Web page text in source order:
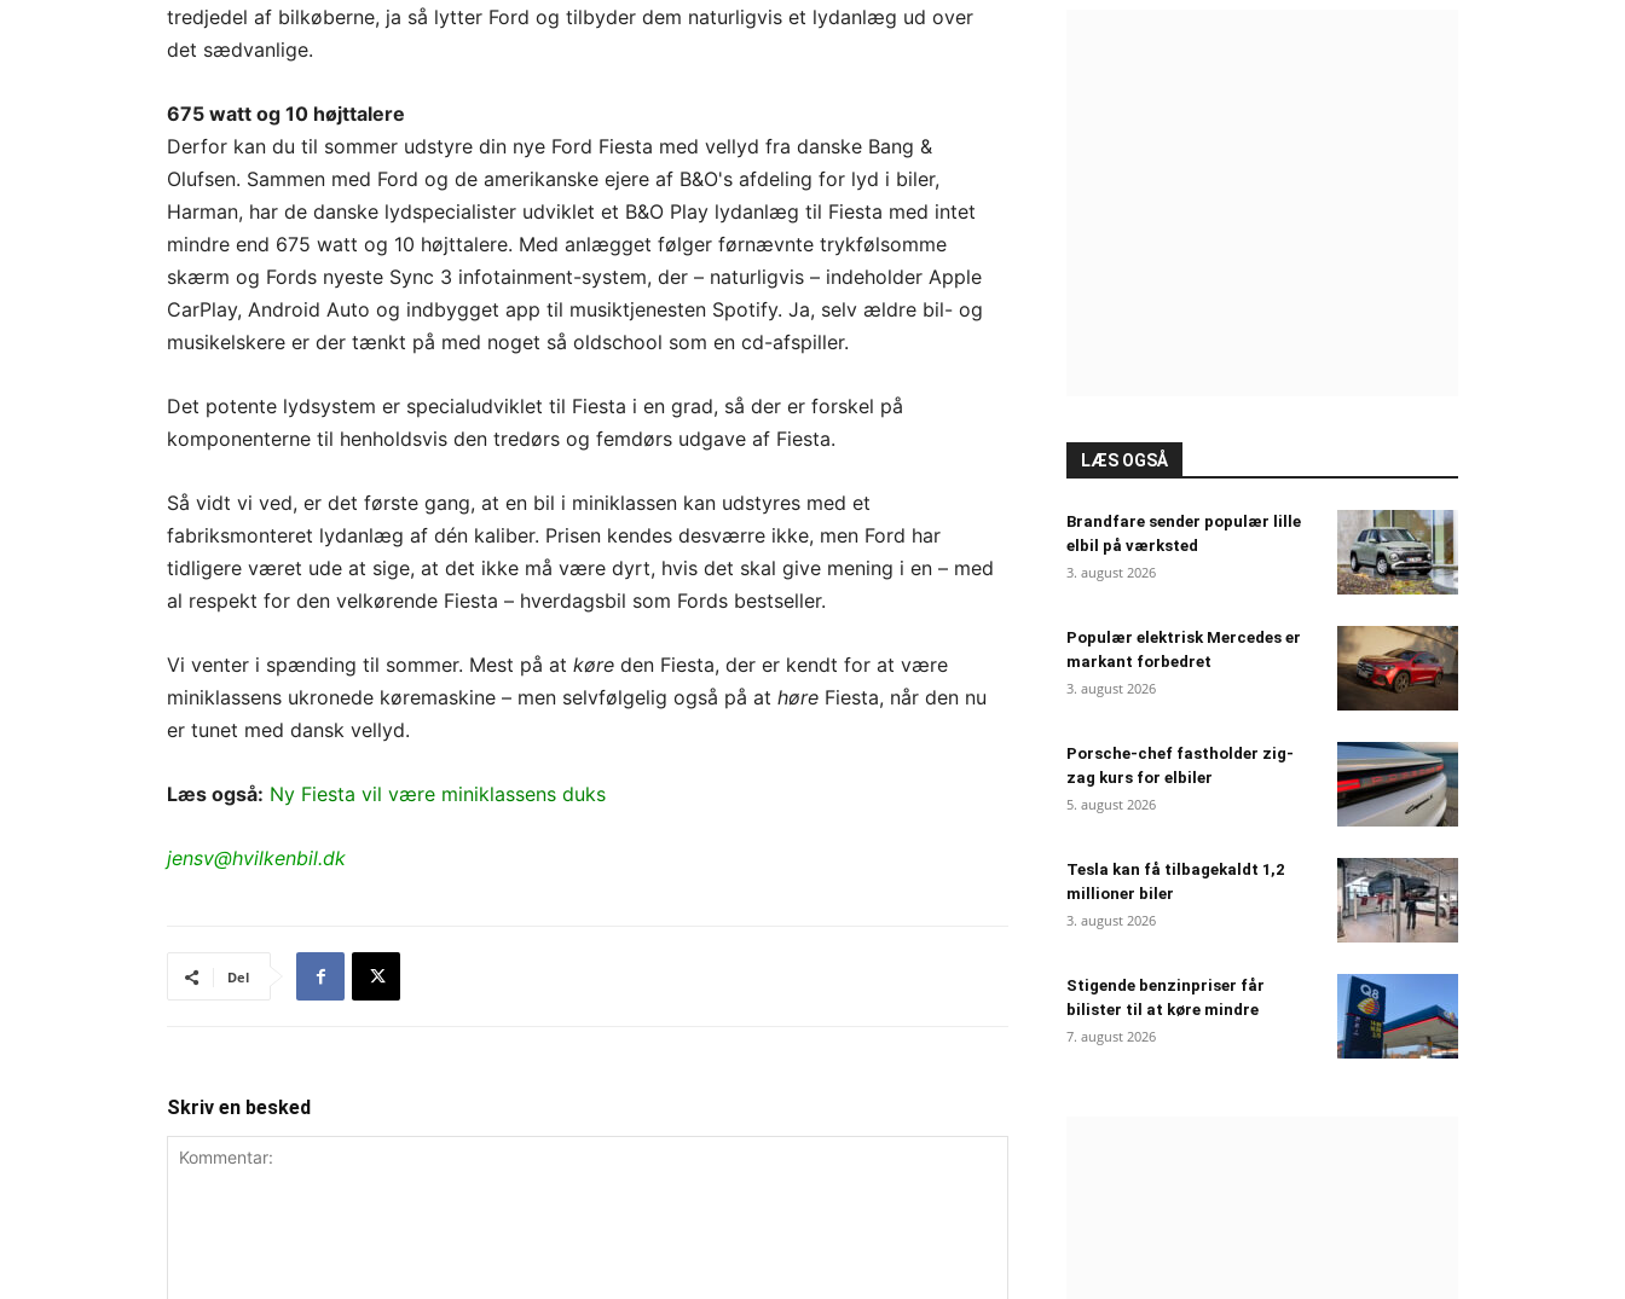
tredjedel af bilkøberne, ja så lytter Ford og tilbyder dem naturligvis et lydanlæg ud over
det sædvanlige.
675 watt og 10 højttalere
Derfor kan du til sommer udstyre din nye Ford Fiesta med vellyd fra danske Bang &
Olufsen. Sammen med Ford og de amerikanske ejere af B&O's afdeling for lyd i biler,
Harman, har de danske lydspecialister udviklet et B&O Play lydanlæg til Fiesta med intet
mindre end 675 watt og 10 højttalere. Med anlægget følger førnævnte trykfølsomme
skærm og Fords nyeste Sync 3 infotainment-system, der – naturligvis – indeholder Apple
CarPlay, Android Auto og indbygget app til musiktjenesten Spotify. Ja, selv ældre bil- og
musikelskere er der tænkt på med noget så oldschool som en cd-afspiller.
Det potente lydsystem er specialudviklet til Fiesta i en grad, så der er forskel på
komponenterne til henholdsvis den tredørs og femdørs udgave af Fiesta.
Så vidt vi ved, er det første gang, at en bil i miniklassen kan udstyres med et
fabriksmonteret lydanlæg af dén kaliber. Prisen kendes desværre ikke, men Ford har
tidligere været ude at sige, at det ikke må være dyrt, hvis det skal give mening i en – med
al respekt for den velkørende Fiesta – hverdagsbil som Fords bestseller.
Vi venter i spænding til sommer. Mest på at køre den Fiesta, der er kendt for at være
miniklassens ukronede køremaskine – men selvfølgelig også på at høre Fiesta, når den nu
er tunet med dansk vellyd.
Læs også: Ny Fiesta vil være miniklassens duks
jensv@hvilkenbil.dk
Del
Skriv en besked
LÆS OGSÅ
Brandfare sender populær lille
elbil på værksted
3. august 2026
Populær elektrisk Mercedes er
markant forbedret
3. august 2026
Porsche-chef fastholder zig-
zag kurs for elbiler
5. august 2026
Tesla kan få tilbagekaldt 1,2
millioner biler
3. august 2026
Stigende benzinpriser får
bilister til at køre mindre
7. august 2026